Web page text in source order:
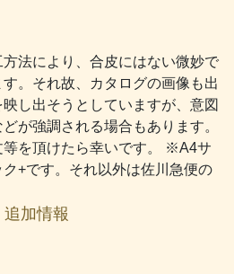
法により、合皮にはない微妙で
。それ故、カタログの画像も出
し出そうとしていますが、意図
が強調される場合もあります。
等を頂けたら幸いです。 ※A4サ
+です。それ以外は佐川急便の
追加情報